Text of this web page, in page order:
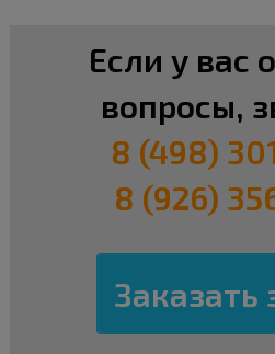
Если у вас
вопросы,
8 (498)
8 (926)